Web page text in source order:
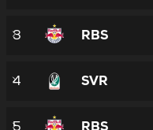
3 RBS
4 SVR
5 RBS